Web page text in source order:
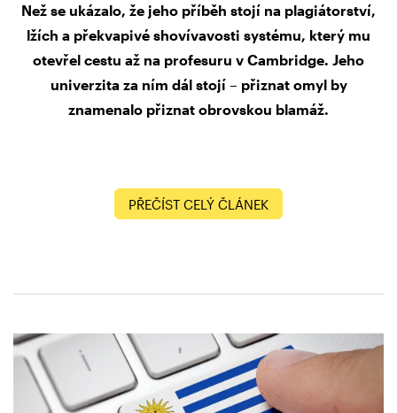
Než se ukázalo, že jeho příběh stojí na plagiátorství,
lžích a překvapivé shovívavosti systému, který mu
otevřel cestu až na profesuru v Cambridge. Jeho
univerzita za ním dál stojí – přiznat omyl by
znamenalo přiznat obrovskou blamáž.
PŘEČÍST CELÝ ČLÁNEK